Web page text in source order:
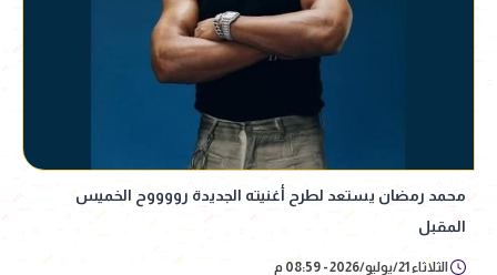
محمد رمضان يستعد لطرح أغنيته الجديدة رووووح الخميس
المقبل
الثلاثاء 21/يوليو/2026 - 08:59 م